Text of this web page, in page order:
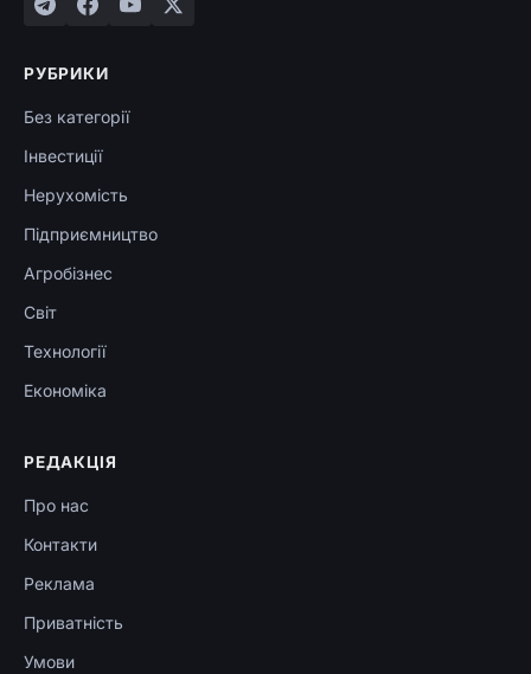
РУБРИКИ
Без категорії
Інвестиції
Нерухомість
Підприємництво
Агробізнес
Світ
Технології
Економіка
РЕДАКЦІЯ
Про нас
Контакти
Реклама
Приватність
Умови